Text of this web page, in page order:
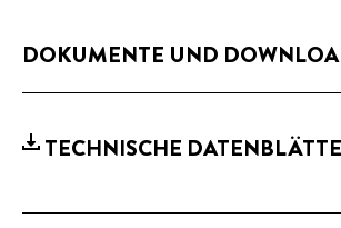
DOKUMENTE UND
TECHNISCHE